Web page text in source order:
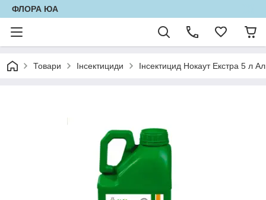
ФЛОРА ЮА
Товари Інсектициди Інсектицид Нокаут Екстра 5 л